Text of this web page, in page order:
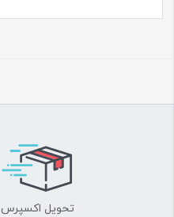
تحویل اکسپرس